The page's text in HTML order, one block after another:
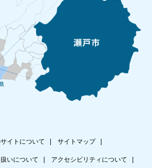
イトについて サイトマップ
いについて アクセシビリティについて